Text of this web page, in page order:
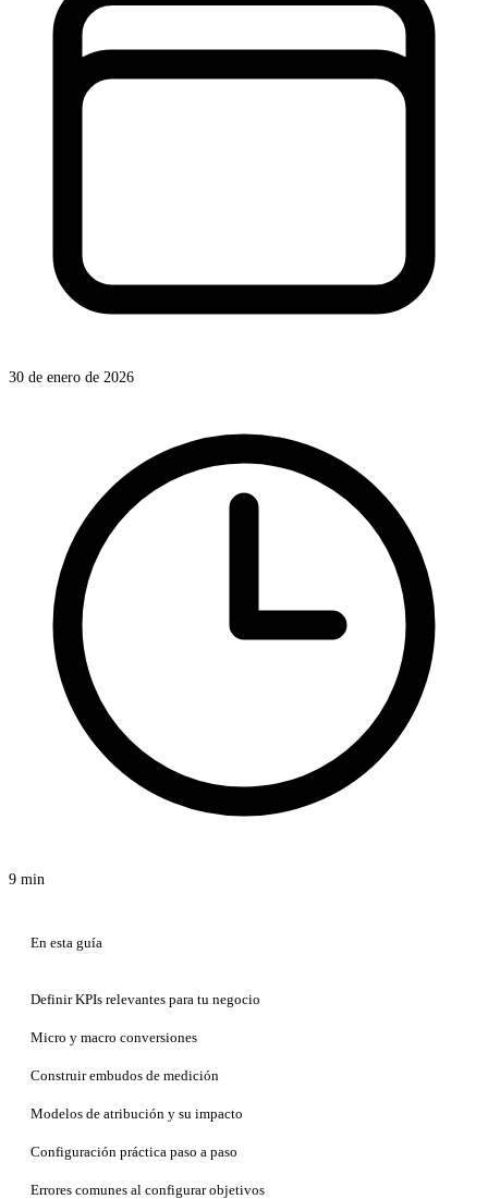
30 de enero de 2026
9 min
En esta guía
Definir KPIs relevantes para tu negocio
Micro y macro conversiones
Construir embudos de medición
Modelos de atribución y su impacto
Configuración práctica paso a paso
Errores comunes al configurar objetivos